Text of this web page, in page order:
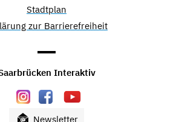
Stadtplan
zur Barrierefreiheit
Interaktiv
Newsletter